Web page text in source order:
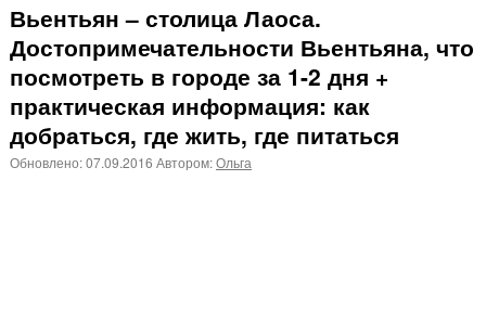
Вьентьян – столица Лаоса.
Достопримечательности Вьентьяна, что
посмотреть в городе за 1-2 дня +
практическая информация: как
добраться, где жить, где питаться
Обновлено:07.09.2016 Автором:Ольга